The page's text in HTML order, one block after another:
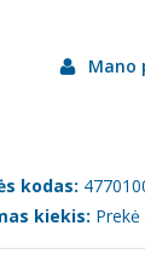
Mano
kodas:
kiekis: